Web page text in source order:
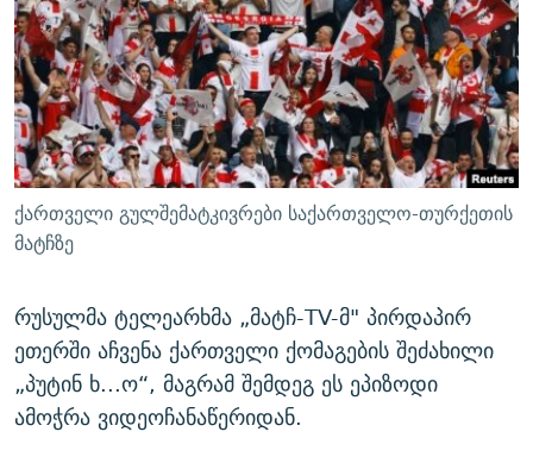
ᲛᲝᲚᲐᲞᲐᲠᲐᲙᲔ ᲢᲔᲥᲡᲢᲔᲑᲘ
ᲨᲘᲜ - ᲣᲪᲮᲝᲔᲗᲨᲘ
ᲚᲘᲢᲔᲠᲐᲢᲣᲠᲣᲚᲘ ᲬᲐᲮᲜᲐᲒᲔᲑᲘ
ᲐᲛᲔᲠᲘᲙᲣᲚᲘ ᲛᲝᲗᲮᲠᲝᲑᲐ
ᲘᲛᲞᲔᲠᲘᲐ ᲓᲐ ᲠᲐᲓᲘᲝ
ᲩᲔᲛᲘ ᲡᲘᲙᲕᲓᲘᲚᲘᲡ ᲛᲘᲖᲔᲖᲘᲐ COVID-19
11 ᲬᲔᲚᲘ - 11 ᲐᲛᲑᲐᲕᲘ
ᲡᲐᲞᲐᲠᲚᲐᲛᲔᲜᲢᲝ ᲐᲠᲩᲔᲕᲜᲔᲑᲘᲡ ᲘᲡᲢᲝᲠᲘᲐ
ᲑᲐᲕᲨᲕᲔᲑᲘ ᲞᲠᲝᲡᲢᲘᲢᲣᲪᲘᲐᲨᲘ - ᲐᲛᲝᲣᲗᲥᲛᲔᲚᲘ ᲐᲛᲑᲐᲕᲘ
5 ᲐᲛᲑᲐᲕᲘ - 20 ᲘᲕᲜᲘᲡᲡ ᲓᲐᲨᲐᲕᲔᲑᲣᲚᲔᲑᲘ
ᲐᲒᲕᲘᲡᲢᲝᲡ ᲝᲛᲘ
ᲒᲐᲛᲝᲘᲬᲔᲠᲔ
რთე/რთ-ის ყველა საიტი
ქართველი გულშემატკივრები საქართველო-თურქეთის
მატჩზე
რუსულმა ტელეარხმა „მატჩ-TV-მ" პირდაპირ
ეთერში აჩვენა ქართველი ქომაგების შეძახილი
„პუტინ ხ...ო“, მაგრამ შემდეგ ეს ეპიზოდი
ამოჭრა ვიდეოჩანაწერიდან.